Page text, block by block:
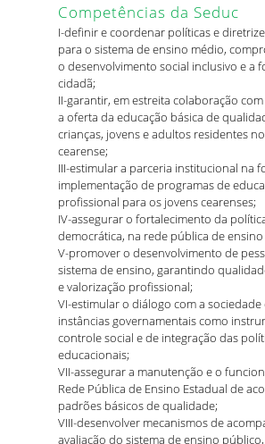
Competências da Seduc
I-definir e coordenar políticas e
para o sistema de ensino médio,
o desenvolvimento social inclusivo e a
cidadã;
II-garantir, em estreita colaboração
a oferta da educação básica de
crianças, jovens e adultos residentes
cearense;
III-estimular a parceria institucional na
implementação de programas de
profissional para os jovens cearenses;
IV-assegurar o fortalecimento da
democrática, na rede pública de
V-promover o desenvolvimento de
sistema de ensino, garantindo
e valorização profissional;
VI-estimular o diálogo com a sociedade
instâncias governamentais como
controle social e de integração das
educacionais;
VII-assegurar a manutenção e o
Rede Pública de Ensino Estadual de
padrões básicos de qualidade;
VIII-desenvolver mecanismos de
avaliação do sistema de ensino